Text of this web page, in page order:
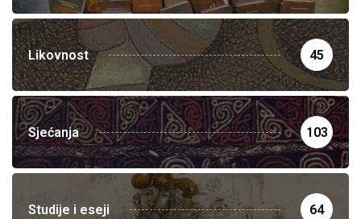
Likovnost 45
Sjećanja 103
Studije i eseji 64